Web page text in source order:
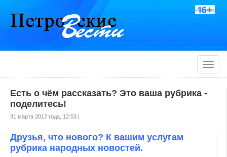
Toggle
Есть о чём рассказать? Это ваша рубрика -
поделитесь!
31 марта 2017 года, 12:53 |
Друзья, что нового? К вашим услугам
рубрика народных новостей.